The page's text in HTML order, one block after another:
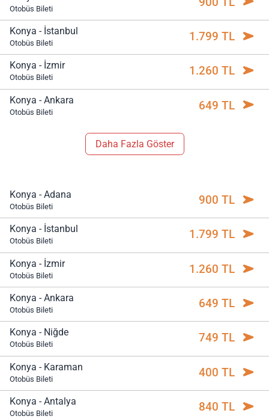
Otobüs Bileti
Konya - İstanbul
Otobüs Bileti 1.799 TL
Konya - İzmir
Otobüs Bileti 1.260 TL
Konya - Ankara
Otobüs Bileti 649 TL
Daha Fazla Göster
Konya - Adana
Otobüs Bileti 900 TL
Konya - İstanbul
Otobüs Bileti 1.799 TL
Konya - İzmir
Otobüs Bileti 1.260 TL
Konya - Ankara
Otobüs Bileti 649 TL
Konya - Niğde
Otobüs Bileti 749 TL
Konya - Karaman
Otobüs Bileti 400 TL
Konya - Antalya
Otobüs Bileti 840 TL